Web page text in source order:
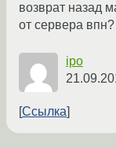
возврат назад
от сервера впн?
ipo
Ссылка